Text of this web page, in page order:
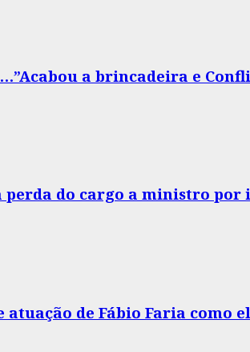
a brincadeira e
perda do cargo a ministro
de Fábio Faria como